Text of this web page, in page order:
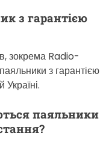
з гарантією
зокрема Radio-
з гарантією
паяльники